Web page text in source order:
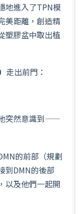
地進入了TPN模
距離，創造精
塑膠盆中取出植
走出前門：
突然意識到——
的前部（規劃
到DMN的後部
以及他們一起開